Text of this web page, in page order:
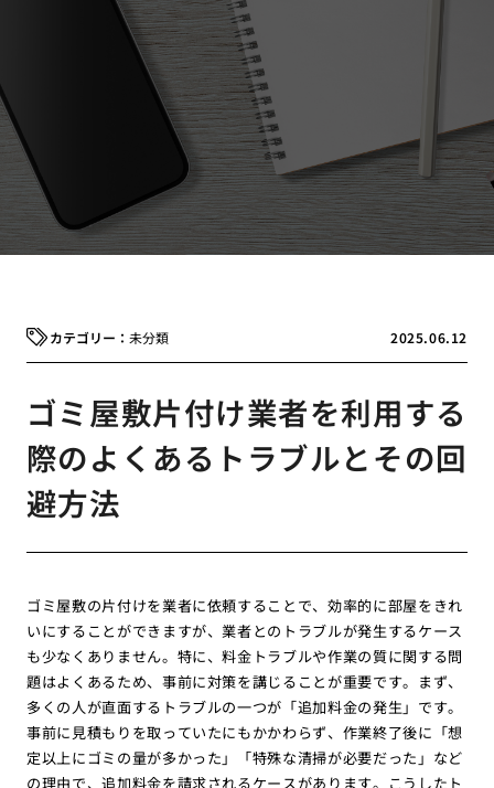
2025.06.12
未分類
ゴミ屋敷片付け業者を利用する
際のよくあるトラブルとその回
避方法
ゴミ屋敷の片付けを業者に依頼することで、効率的に部屋をきれ
いにすることができますが、業者とのトラブルが発生するケース
も少なくありません。特に、料金トラブルや作業の質に関する問
題はよくあるため、事前に対策を講じることが重要です。まず、
多くの人が直面するトラブルの一つが「追加料金の発生」です。
事前に見積もりを取っていたにもかかわらず、作業終了後に「想
定以上にゴミの量が多かった」「特殊な清掃が必要だった」など
の理由で、追加料金を請求されるケースがあります。こうしたト